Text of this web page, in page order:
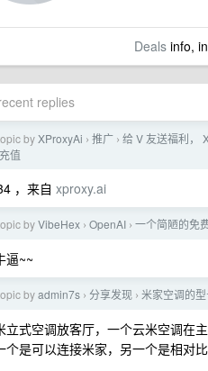
Dealsinfo,
replies
byXProxyAi › 推广 › 给 V 友送福利，
值
，来自 xproxy.ai
byVibeHex › OpenAI › 一个简陋的免
逼~~
byadmin7s › 分享发现 › 米家空调的
立式空调放客厅，一个云米空调在
个是可以连接米家，另一个是相对